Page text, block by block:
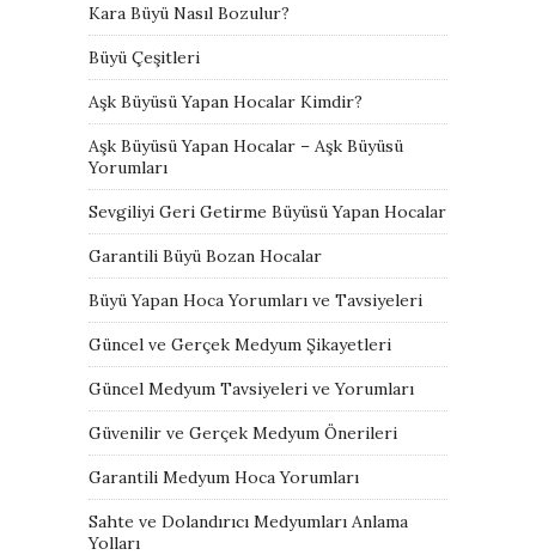
Kara Büyü Nasıl Bozulur?
Büyü Çeşitleri
Aşk Büyüsü Yapan Hocalar Kimdir?
Aşk Büyüsü Yapan Hocalar – Aşk Büyüsü
Yorumları
Sevgiliyi Geri Getirme Büyüsü Yapan Hocalar
Garantili Büyü Bozan Hocalar
Büyü Yapan Hoca Yorumları ve Tavsiyeleri
Güncel ve Gerçek Medyum Şikayetleri
Güncel Medyum Tavsiyeleri ve Yorumları
Güvenilir ve Gerçek Medyum Önerileri
Garantili Medyum Hoca Yorumları
Sahte ve Dolandırıcı Medyumları Anlama
Yolları